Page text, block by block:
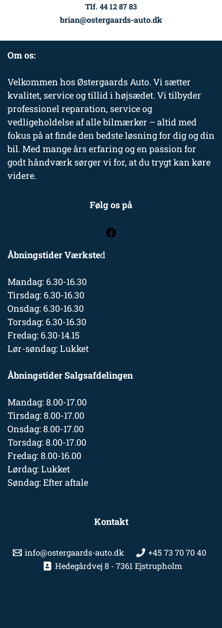
Tlf. 44 12 87 83
brian@ostergaards-auto.dk
Om os:
Velkommen hos Østergaards Auto. Vi sætter
kvalitet, service og tillid i højsædet. Vi tilbyder
professionel reparation, service og
vedligeholdelse af alle bilmærker – altid med
fokus på at finde den bedste løsning for dig og din
bil. Med mange års erfaring og en passion for
godt håndværk sørger vi for, at du trygt kan køre
videre.
Følg os på
Åbningstider Værksted
Mandag: 6.30-16.30
Tirsdag: 6.30-16.30
Onsdag: 6.30-16.30
Torsdag: 6.30-16.30
Fredag: 6.30-14.15
Lør-søndag: Lukket
Åbningstider Salgsafdelingen
Mandag: 8.00-17.00
Tirsdag: 8.00-17.00
Onsdag: 8.00-17.00
Torsdag: 8.00-17.00
Fredag: 8.00-16.00
Lørdag: Lukket
Søndag: Efter aftale
Kontakt
info@ostergaards-auto.dk
+45 73 70 70 40
Hedegårdvej 8 - 7361 Ejstrupholm